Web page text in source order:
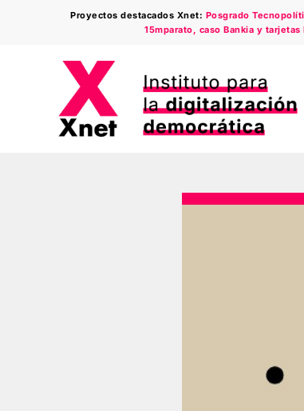
Proyectos destacados Xnet: Posgrado
15mparato, caso Bankia y tarjetas